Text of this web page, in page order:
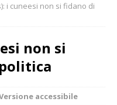
i cuneesi non si fidano di
non si
accessibile